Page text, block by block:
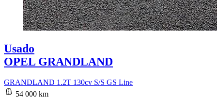
Usado
OPEL GRANDLAND
GRANDLAND 1.2T 130cv S/S GS Line
54 000 km